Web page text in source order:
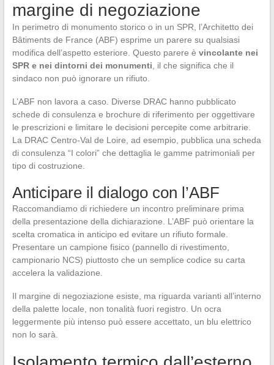
margine di negoziazione
In perimetro di monumento storico o in un SPR, l’Architetto dei
Bâtiments de France (ABF) esprime un parere su qualsiasi
modifica dell’aspetto esteriore. Questo parere è vincolante nei
SPR e nei dintorni dei monumenti, il che significa che il
sindaco non può ignorare un rifiuto.
L’ABF non lavora a caso. Diverse DRAC hanno pubblicato
schede di consulenza e brochure di riferimento per oggettivare
le prescrizioni e limitare le decisioni percepite come arbitrarie.
La DRAC Centro-Val de Loire, ad esempio, pubblica una scheda
di consulenza “I colori” che dettaglia le gamme patrimoniali per
tipo di costruzione.
Anticipare il dialogo con l’ABF
Raccomandiamo di richiedere un incontro preliminare prima
della presentazione della dichiarazione. L’ABF può orientare la
scelta cromatica in anticipo ed evitare un rifiuto formale.
Presentare un campione fisico (pannello di rivestimento,
campionario NCS) piuttosto che un semplice codice su carta
accelera la validazione.
Il margine di negoziazione esiste, ma riguarda varianti all’interno
della palette locale, non tonalità fuori registro. Un ocra
leggermente più intenso può essere accettato, un blu elettrico
non lo sarà.